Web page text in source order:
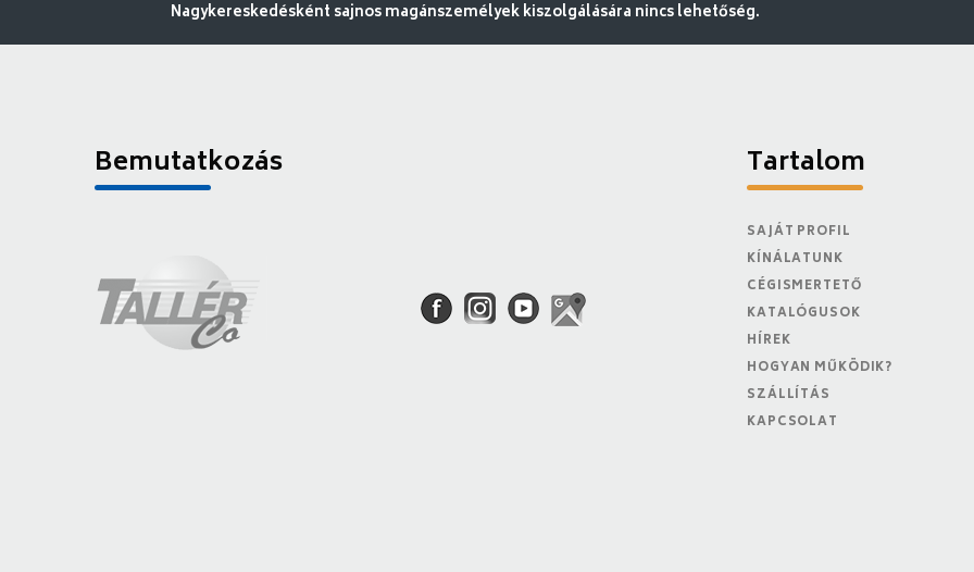
Nagykereskedésként sajnos magánszemélyek kiszolgálására nincs lehetőség.
Bemutatkozás Tartalom
SAJÁT PROFIL
KÍNÁLATUNK
CÉGISMERTETŐ
KATALÓGUSOK
HÍREK
HOGYAN MŰKÖDIK?
SZÁLLÍTÁS
KAPCSOLAT